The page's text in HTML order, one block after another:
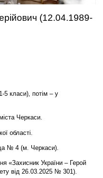
(12.04.1989-
класи), потім – у
Черкаси.
області.
№ 4 (м. Черкаси).
«Захисник України – Герой
від 26.03.2025 № 301).